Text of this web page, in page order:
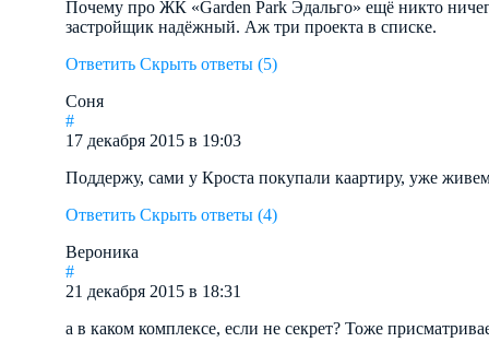
Почему про ЖК «Garden Park Эдальго» ещё никто
застройщик надёжный. Аж три проекта в списке.
Ответить Скрыть ответы (5)
Соня
#
17 декабря 2015 в 19:03
Поддержу, сами у Кроста покупали каартиру, уже
Ответить Скрыть ответы (4)
Вероника
#
21 декабря 2015 в 18:31
а в каком комплексе, если не секрет? Тоже